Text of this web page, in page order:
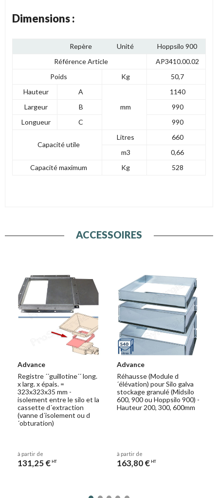
Dimensions :
Repère Unité
Hoppsilo 900
Référence Article
AP3410.00.02
Poids
Kg
50,7
Hauteur
A
mm
1140
Largeur
B
990
Longueur
C 990
Capacité utile
Litres
660
m3
0,66
Capacité maximum
Kg 528
ACCESSOIRES
Advance
Registre ´´guillotine´´ long.
x larg. x épais. =
323x323x35 mm -
isolement entre le silo et la
cassette d´extraction
(vanne d´isolement ou d
´obturation)
à partir de
131,25 € HT
Advance
Réhausse (Module d
´élévation) pour Silo galva
stockage granulé (Midsilo
600, 900 ou Hoppsilo 900) -
Hauteur 200, 300, 600mm
à partir de
163,80 € HT